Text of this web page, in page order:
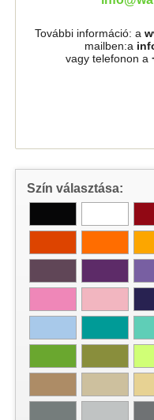
További információ: a
mailben:a
vagy telefonon a
Szín választása: